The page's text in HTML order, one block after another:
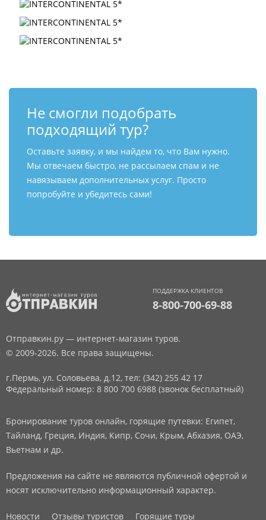
Не смогли подобрать
подходящий тур?
Оставьте заявку, и мы найдем то, что Вам нужно.
Мы отвечаем быстро, не рассылаем спам и не
навязываем дополнительных услуг. Просто
попробуйте и убедитесь сами!
ПОДДЕРЖКА КЛИЕНТОВ
8-800-700-69-88
Отправкин.ру — интернет-магазин туров.
© 2009-2026. Все права защищены.
г.Пермь, ул. Соловьева, д.12, тел: (342) 255 42 17
Федеральный номер: 8 800 700 6988 (звонок бесплатный)
Бронирование туров онлайн, горящие путевки: Египет,
Тайланд, Греция, Индия, Кипр, Сочи, Крым, Абхазия, ОАЭ,
Вьетнам и др.
Предложения на сайте не являются публичной офертой и
носят исключительно информационный характер.
Новости Отзывы туристов Горящие туры